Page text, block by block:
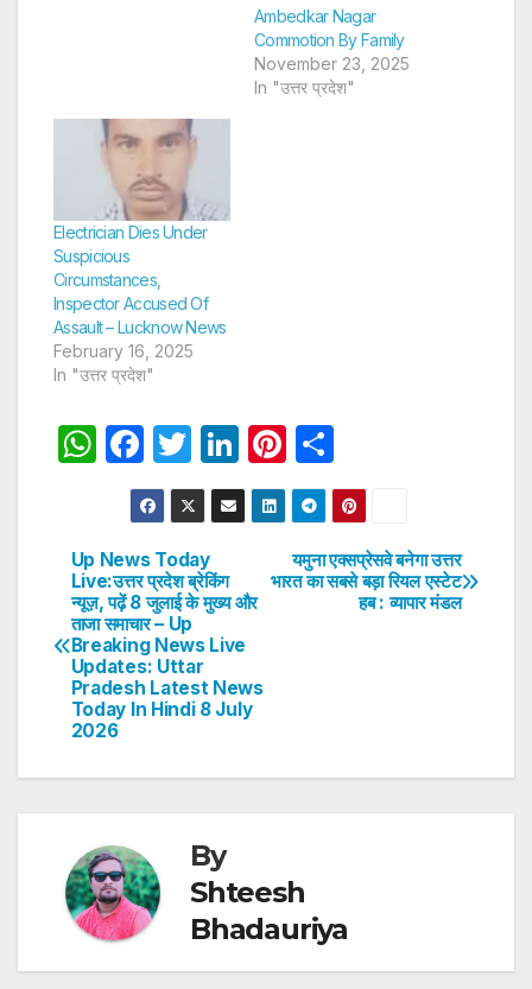
Ambedkar Nagar
Commotion By Family
November 23, 2025
In "उत्तर प्रदेश"
Electrician Dies Under
Suspicious
Circumstances,
Inspector Accused Of
Assault – Lucknow News
February 16, 2025
In "उत्तर प्रदेश"
W
s
A
p
p
F
a
c
e
b
o
o
k
T
w
itt
er
Li
n
k
dI
n
Pi
nt
er
e
st
h
ar
e
Post
navigation
यमुना एक्सप्रेसवे बनेगा उत्तर
भारत का सबसे बड़ा रियल एस्टेट
हब : व्यापार मंडल
Up News Today
Live:उत्तर प्रदेश ब्रेकिंग
न्यूज़, पढ़ें 8 जुलाई के मुख्य और
ताजा समाचार – Up
Breaking News Live
Updates: Uttar
Pradesh Latest News
Today In Hindi 8 July
2026
By
Shteesh
Bhadauriya